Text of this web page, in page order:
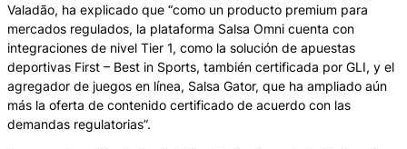
Valadão, ha explicado que “como un producto premium para
mercados regulados, la plataforma Salsa Omni cuenta con
integraciones de nivel Tier 1, como la solución de apuestas
deportivas First – Best in Sports, también certificada por GLI, y el
agregador de juegos en línea, Salsa Gator, que ha ampliado aún
más la oferta de contenido certificado de acuerdo con las
demandas regulatorias”.